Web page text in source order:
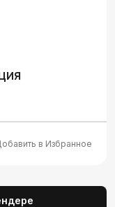
в Избранное